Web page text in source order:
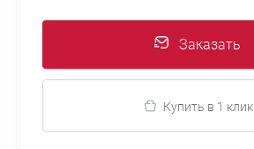
Заказать
Купить в 1 клик